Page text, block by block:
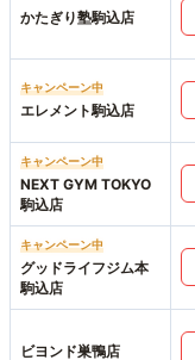
かたぎり塾駒込店
キャンペーン中
エレメント駒込店
キャンペーン中
NEXT GYM TOKYO
駒込店
キャンペーン中
グッドライフジム本
駒込店
ビヨンド巣鴨店